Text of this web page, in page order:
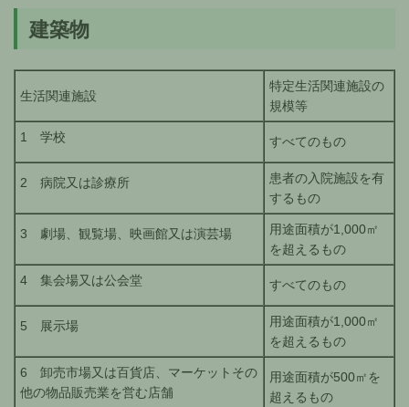
建築物
生活関連施設
特定生活関連施設の
規模等
1 学校 すべてのもの
2 病院又は診療所
患者の入院施設を有
するもの
3 劇場、観覧場、映画館又は演芸場
用途面積が1,000㎡
を超えるもの
4 集会場又は公会堂 すべてのもの
5 展示場
用途面積が1,000㎡
を超えるもの
6 卸売市場又は百貨店、マーケットその
他の物品販売業を営む店舗
用途面積が500㎡を
超えるもの